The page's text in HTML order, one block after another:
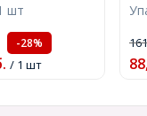
шт
-28%
/ 1 шт